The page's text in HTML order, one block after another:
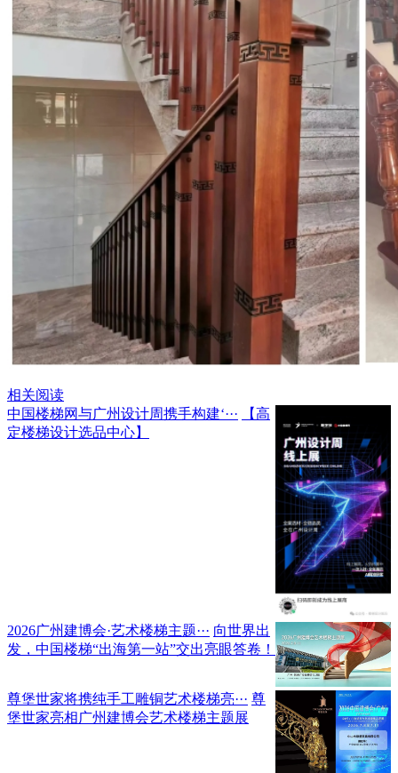
相关阅读
中国楼梯网与广州设计周携手构建‘···
【高
定楼梯设计选品中心】
2026广州建博会·艺术楼梯主题··· 向世界出
发，中国楼梯“出海第一站”交出亮眼答卷！
尊堡世家将携纯手工雕铜艺术楼梯亮··· 尊
堡世家亮相广州建博会艺术楼梯主题展